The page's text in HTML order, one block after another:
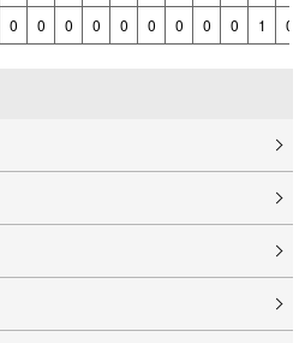
0 0 0 0 0 0 0 0 0 1 0